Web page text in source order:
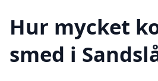
Hur mycket
smed i